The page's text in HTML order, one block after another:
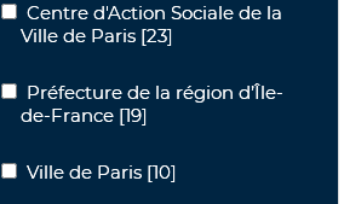
Centre d'Action Sociale de la Ville de
Centre d'Action Sociale de la
Ville de Paris [23]
Préfecture de la région d’Île-de-
Préfecture de la région d’Île-
de-France [19]
Ville de Paris
Ville de Paris [10]